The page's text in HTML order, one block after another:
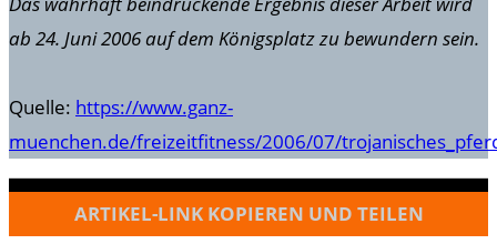
ab 24. Juni 2006 auf dem Königsplatz zu bewundern sein.
Quelle: https://www.ganz-
muenchen.de/freizeitfitness/2006/07/
ARTIKEL-LINK KOPIEREN UND TEILEN